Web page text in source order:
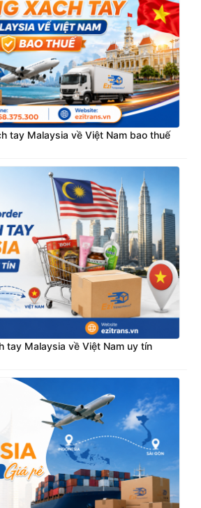
tay Malaysia về Việt Nam bao thuế
tay Malaysia về Việt Nam uy tín